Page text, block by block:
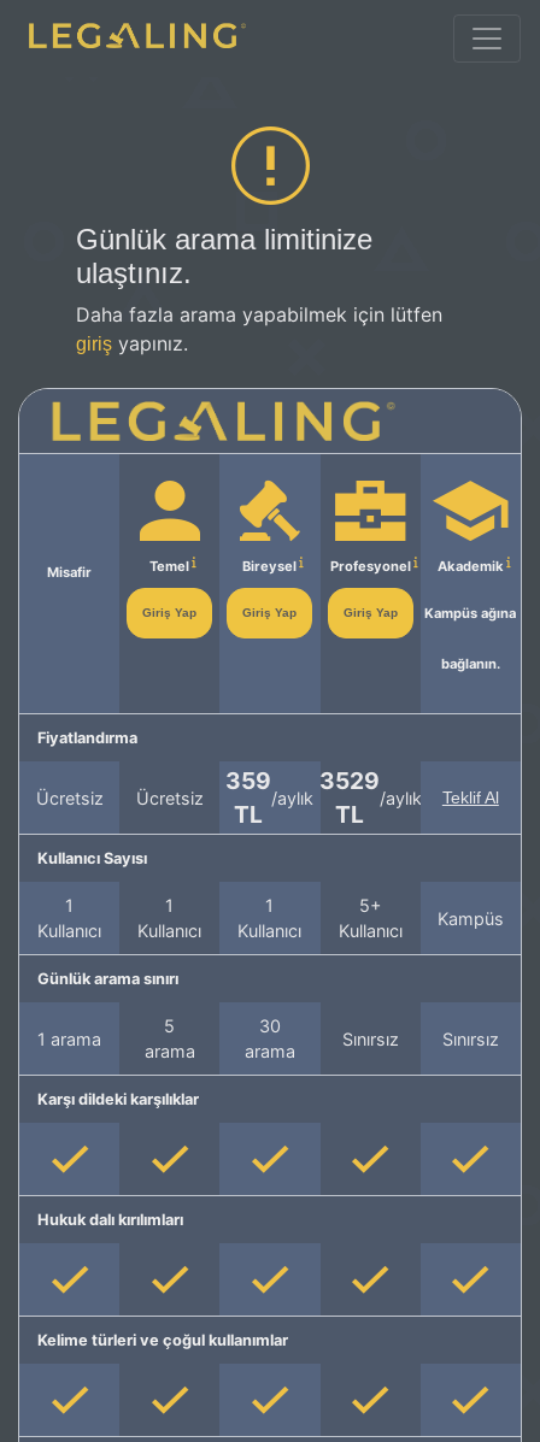
Günlük arama limitinize
ulaştınız.
Daha fazla arama yapabilmek için lütfen
giriş yapınız.
Misafir Temel
Giriş Yap
Bireysel
Giriş Yap
Profesyonel
Giriş Yap
Akademik
Kampüs ağına
bağlanın.
Fiyatlandırma
Ücretsiz Ücretsiz
359
TL
/aylık
3529
TL
/aylık Teklif Al
Kullanıcı Sayısı
1
Kullanıcı
1
Kullanıcı
1
Kullanıcı
5+
Kullanıcı
Kampüs
Günlük arama sınırı
1 arama
5
arama
30
arama
Sınırsız Sınırsız
Karşı dildeki karşılıklar
Hukuk dalı kırılımları
Kelime türleri ve çoğul kullanımlar